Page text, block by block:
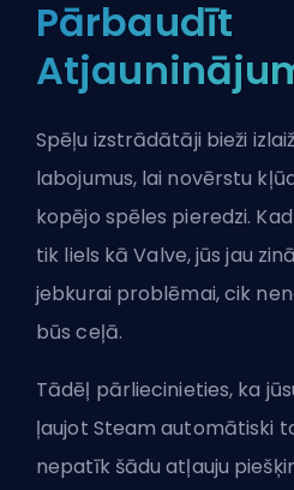
Pārbaudīt
Spēļu izstrādātāji bieži
labojumus, lai novērstu
kopējo spēles pieredzi.
tik liels kāValve, jūs jau
jebkurai problēmai, cik
būs ceļā.
Tādēļ pārliecinieties, ka
ļaujot Steam automātiski
nepatīk šādu atļauju